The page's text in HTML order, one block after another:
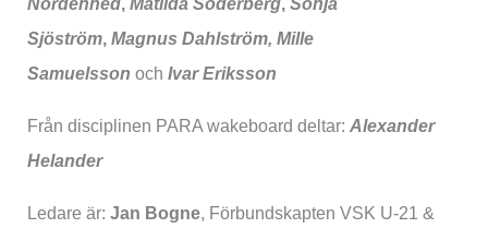
Sjöström, Magnus Dahlström, Mille
Samuelsson och Ivar Eriksson
Från disciplinen PARA wakeboard deltar: Alexander
Helander
Ledare är: Jan Bogne, Förbundskapten VSK U-21 &